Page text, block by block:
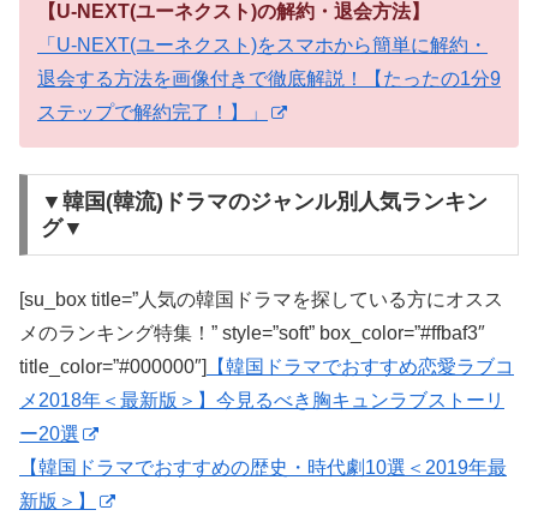
【U-NEXT(ユーネクスト)の解約・退会方法】
「U-NEXT(ユーネクスト)をスマホから簡単に解約・
退会する方法を画像付きで徹底解説！【たったの1分9
ステップで解約完了！】」
▼韓国(韓流)ドラマのジャンル別人気ランキン
グ▼
[su_box title=”人気の韓国ドラマを探している方にオスス
メのランキング特集！” style=”soft” box_color=”#ffbaf3″
title_color=”#000000″]
【韓国ドラマでおすすめ恋愛ラブコ
メ2018年＜最新版＞】今見るべき胸キュンラブストーリ
ー20選
【韓国ドラマでおすすめの歴史・時代劇10選＜2019年最
新版＞】